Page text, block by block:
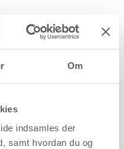
Om
indsamles der
samt hvordan du og